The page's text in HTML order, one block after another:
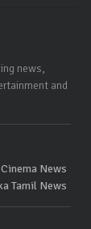
news,
and
News
Tamil News